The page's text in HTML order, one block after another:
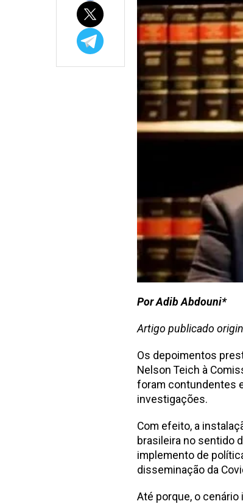
Por Adib Abdouni*
Artigo publicado
Os depoimentos
Nelson Teich à
foram contundentes
investigações.
Com efeito, a
brasileira no sentido
implemento de
disseminação da
Até porque, o